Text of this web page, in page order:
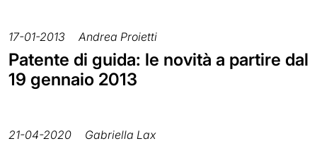
17-01-2013 Andrea Proietti
Patente di guida: le novità a partire dal
19 gennaio 2013
21-04-2020 Gabriella Lax